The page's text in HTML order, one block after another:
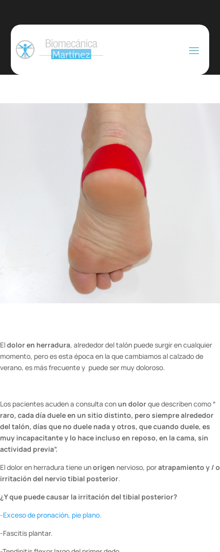
Eldolor en herradura, alrededor del talón puede surgir en cualquier
momento, pero es esta época en la que cambiamos al calzado de
verano, es más frecuente y puede ser muy doloroso.
Los pacientes acuden a consulta conun dolorque describen como “
raro, cada día duele en un sitio distinto, pero siempre alrededor
del talón, días que no duele nada y otros, que cuando duele, es
muy incapacitante y lo hace incluso en reposo, en la cama, sin
actividad previa”.
El dolor en herradura tiene unorigen nervioso, poratrapamiento y / o
irritación del nervio tibial posterior.
¿Y que puede causar la irritación del tibial posterior?
-Exceso de pronación, pie plano.
-Fascitis plantar.